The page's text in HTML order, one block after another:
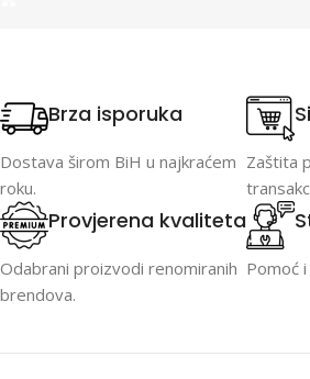
Brza isporuka
Dostava širom BiH u najkraćem
roku.
Zaštita
Provjerena kvaliteta
Odabrani proizvodi renomiranih
brendova.
Pomoć